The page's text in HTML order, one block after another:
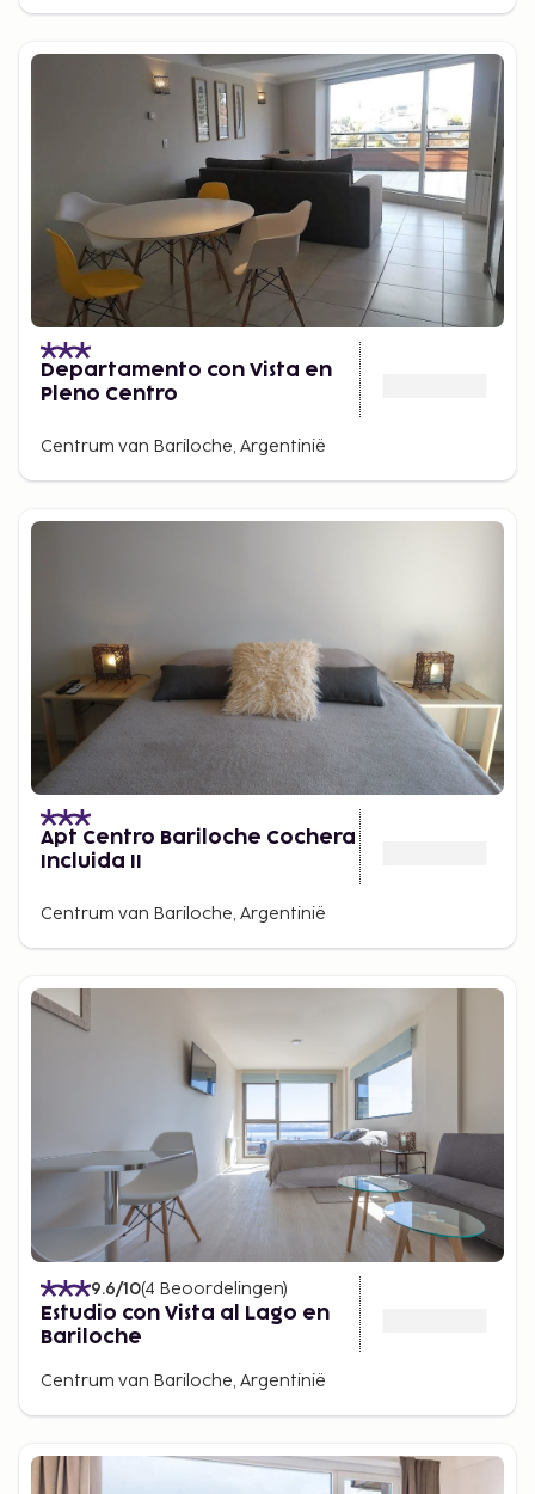
Departamento con Vista en
Pleno Centro
Centrum van Bariloche, Argentinië
Apt Centro Bariloche Cochera
Incluida II
Centrum van Bariloche, Argentinië
9.6/10(4 Beoordelingen)
Estudio con Vista al Lago en
Bariloche
Centrum van Bariloche, Argentinië